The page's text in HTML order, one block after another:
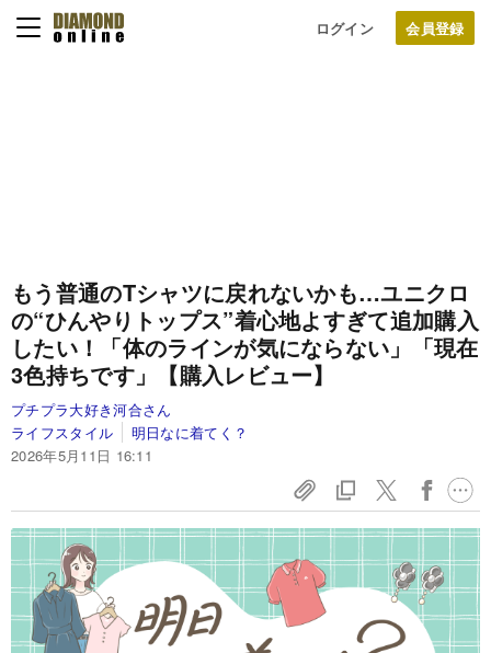
ログイン
もう普通のTシャツに戻れないかも…ユニクロ
の“ひんやりトップス”着心地よすぎて追加購入
したい！「体のラインが気にならない」「現在
3色持ちです」【購入レビュー】
プチプラ大好き河合さん
ライフスタイル
明日なに着てく？
2026年5月11日 16:11